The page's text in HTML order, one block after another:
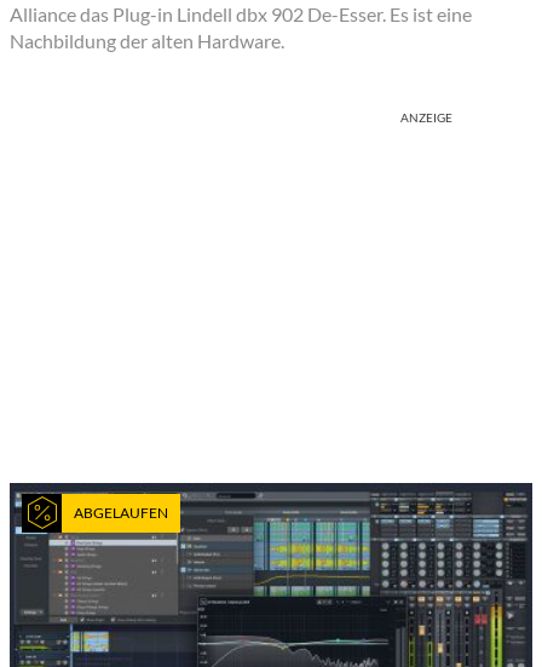
Alliance das Plug-in Lindell dbx 902 De-Esser. Es ist eine
Nachbildung der alten Hardware.
ANZEIGE
ABGELAUFEN